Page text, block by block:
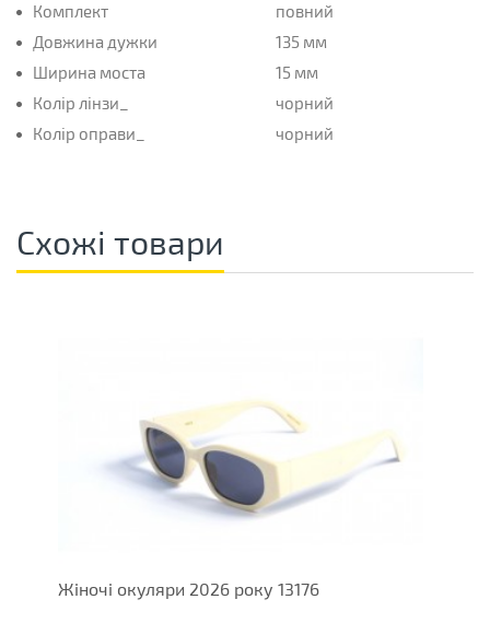
Комплект
повний
Довжина дужки
135 мм
Ширина моста
15 мм
Колір лінзи_
чорний
Колір оправи_
чорний
Схожі товари
Жіночі окуляри 2026 року 13176